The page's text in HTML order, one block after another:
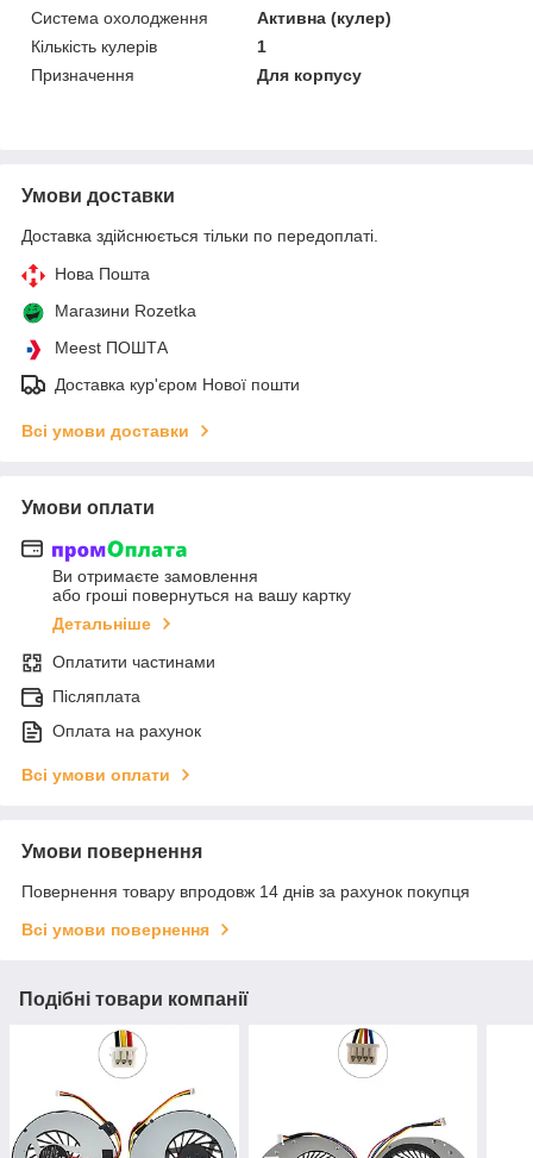
Система охолодження
Активна (кулер)
Кількість кулерів
1
Призначення
Для корпусу
Умови доставки
Доставка здійснюється тільки по передоплаті.
Нова Пошта
Магазини Rozetka
Meest ПОШТА
Доставка кур'єром Нової пошти
Всі умови доставки
Умови оплати
Ви отримаєте замовлення
або гроші повернуться на вашу картку
Детальніше
Оплатити частинами
Післяплата
Оплата на рахунок
Всі умови оплати
Умови повернення
Повернення товару впродовж 14 днів за рахунок покупця
Всі умови повернення
Подібні товари компанії